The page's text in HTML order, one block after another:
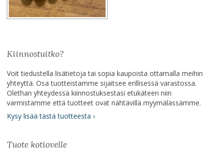
Kiinnostuitko?
Voit tiedustella lisätietoja tai sopia kaupoista ottamalla meihin
yhteyttä. Osa tuotteistamme sijaitsee erillisessä varastossa.
Olethan yhteydessä kiinnostuksestasi etukäteen niin
varmistamme että tuotteet ovat nähtävillä myymälässämme.
Kysy lisää tästä tuotteesta ›
Tuote kotiovelle